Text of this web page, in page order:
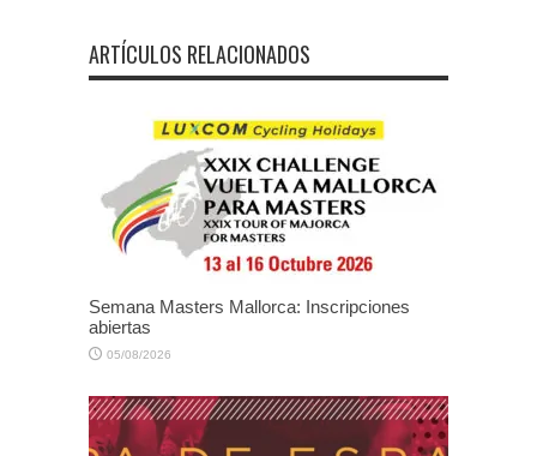
ARTÍCULOS RELACIONADOS
Semana Masters Mallorca: Inscripciones
abiertas
05/08/2026